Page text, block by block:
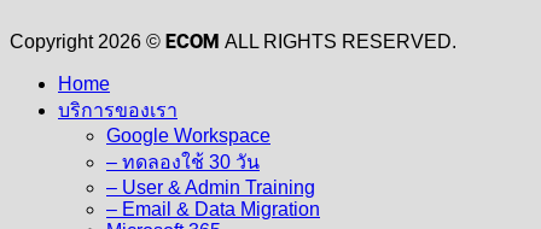
Copyright 2026 © ECOM ALL RIGHTS RESERVED.
Home
บริการของเรา
Google Workspace
– ทดลองใช้ 30 วัน
– User & Admin Training
– Email & Data Migration